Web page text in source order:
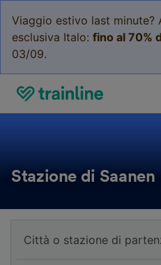
Viaggio estivo last
esclusiva Italo: fino al 70%
03/09.
Stazione di Saanen